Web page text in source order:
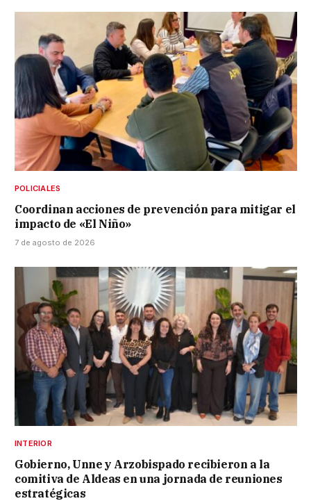
POLICIALES
Coordinan acciones de prevención para mitigar el
impacto de «El Niño»
7 de agosto de 2026
INTERIOR
Gobierno, Unne y Arzobispado recibieron a la
comitiva de Aldeas en una jornada de reuniones
estratégicas